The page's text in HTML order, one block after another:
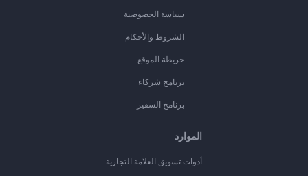
سياسة الخصوصية
الشروط والأحكام
خريطة الموقع
برنامج شركاء
برنامج السفير
الموارد
أدوات تسويق العلامة التجارية